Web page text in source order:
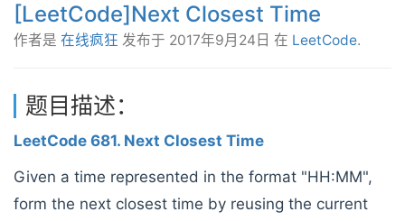
[LeetCode]Next Closest Time
作者是 在线疯狂 发布于 2017年9月24日 在 LeetCode.
题目描述：
LeetCode 681. Next Closest Time
Given a time represented in the format "HH:MM",
form the next closest time by reusing the current